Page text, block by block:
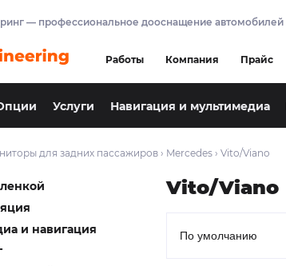
— профессиональное дооснащение автомобилей
Работы Компания Прайс
Услуги Навигация и мультимедиа
для задних пассажиров › Mercedes › Vito/Viano
и навигация
Vito/Viano